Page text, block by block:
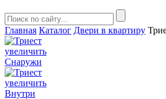
Главная Каталог Двери в квартиру
увеличить
Снаружи
увеличить
Внутри